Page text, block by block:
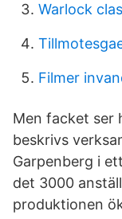
Warlock
Filmer
Men facket ser
beskrivs
Garpenberg i
det 3000
produktionen